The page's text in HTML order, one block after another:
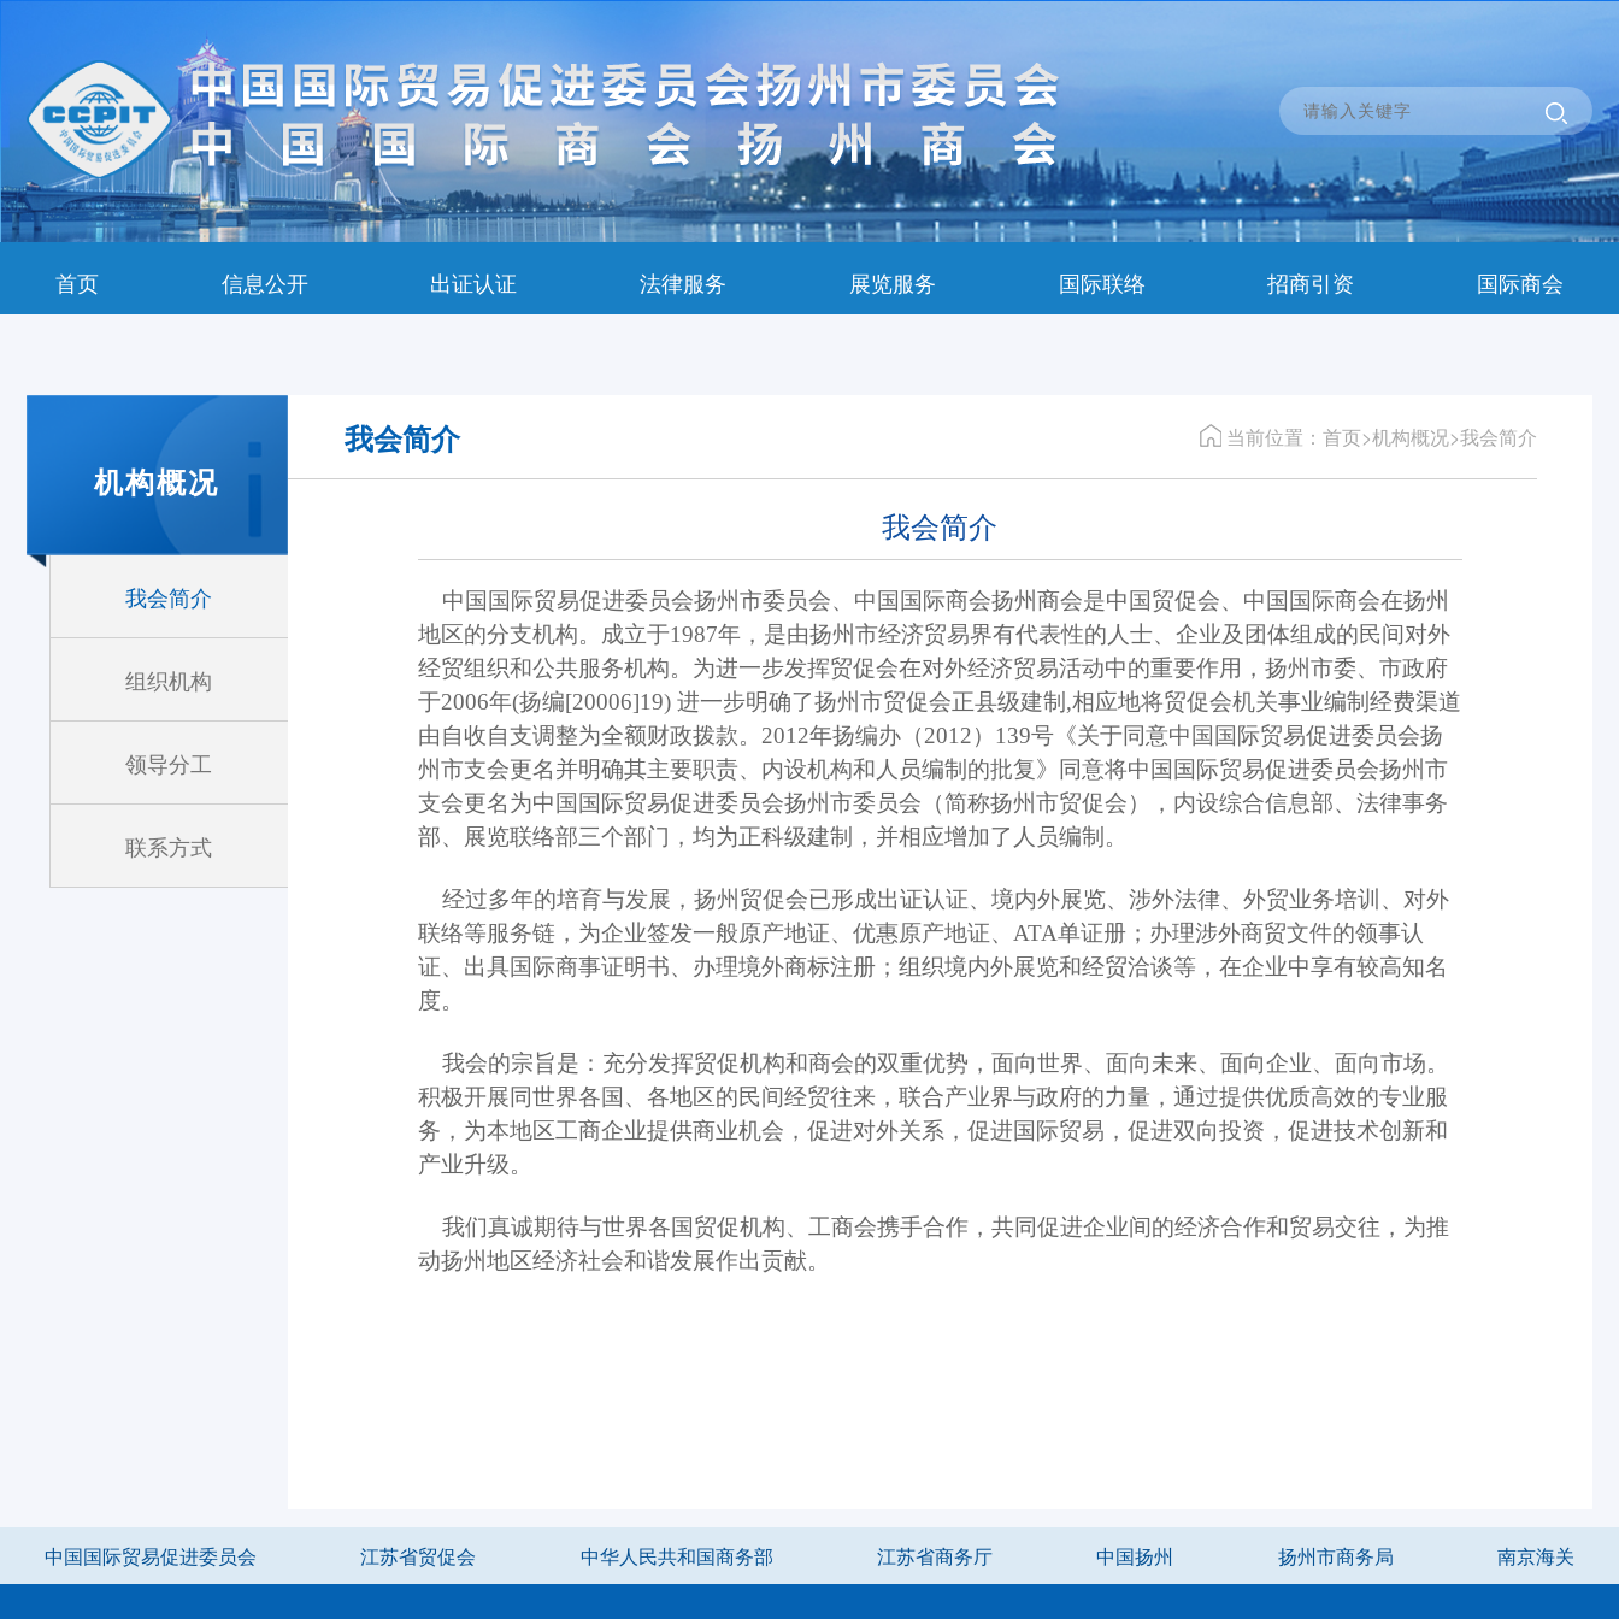
首页 信息公开 出证认证 法律服务 展览服务 国际联络 招商引资 国际商会
机构概况
我会简介
组织机构
领导分工
联系方式
我会简介 当前位置：首页>机构概况>我会简介
我会简介
中国国际贸易促进委员会扬州市委员会、中国国际商会扬州商会是中国贸促会、中国国际商会在扬州
地区的分支机构。成立于1987年，是由扬州市经济贸易界有代表性的人士、企业及团体组成的民间对外
经贸组织和公共服务机构。为进一步发挥贸促会在对外经济贸易活动中的重要作用，扬州市委、市政府
于2006年(扬编[20006]19) 进一步明确了扬州市贸促会正县级建制,相应地将贸促会机关事业编制经费渠道
由自收自支调整为全额财政拨款。2012年扬编办（2012）139号《关于同意中国国际贸易促进委员会扬
州市支会更名并明确其主要职责、内设机构和人员编制的批复》同意将中国国际贸易促进委员会扬州市
支会更名为中国国际贸易促进委员会扬州市委员会（简称扬州市贸促会），内设综合信息部、法律事务
部、展览联络部三个部门，均为正科级建制，并相应增加了人员编制。
经过多年的培育与发展，扬州贸促会已形成出证认证、境内外展览、涉外法律、外贸业务培训、对外
联络等服务链，为企业签发一般原产地证、优惠原产地证、ATA单证册；办理涉外商贸文件的领事认
证、出具国际商事证明书、办理境外商标注册；组织境内外展览和经贸洽谈等，在企业中享有较高知名
度。
我会的宗旨是：充分发挥贸促机构和商会的双重优势，面向世界、面向未来、面向企业、面向市场。
积极开展同世界各国、各地区的民间经贸往来，联合产业界与政府的力量，通过提供优质高效的专业服
务，为本地区工商企业提供商业机会，促进对外关系，促进国际贸易，促进双向投资，促进技术创新和
产业升级。
我们真诚期待与世界各国贸促机构、工商会携手合作，共同促进企业间的经济合作和贸易交往，为推
动扬州地区经济社会和谐发展作出贡献。
中国国际贸易促进委员会 江苏省贸促会 中华人民共和国商务部 江苏省商务厅 中国扬州 扬州市商务局 南京海关